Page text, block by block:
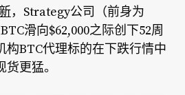
，Strategy公司（前身为
滑向$62,000之际创下52周
构BTC代理标的在下跌行情中
更猛。